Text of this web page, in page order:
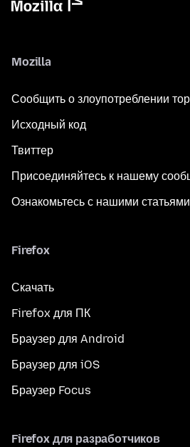
Mozilla
Сообщить о злоупотреблении
Исходный код
Твиттер
Присоединяйтесь к нашему
Ознакомьтесь с нашими
Firefox
Скачать
Firefox для ПК
Браузер для Android
Браузер для iOS
Браузер Focus
Firefox для разработчиков